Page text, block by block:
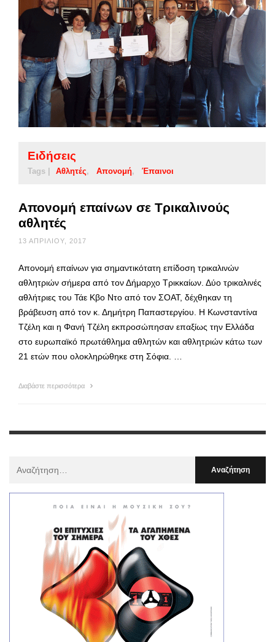
Ειδήσεις
Tags | Αθλητές Απονομή Έπαινοι
Απονομή επαίνων σε Τρικαλινούς
αθλητές
13 ΑΠΡΙΛΊΟΥ, 2017
Απονομή επαίνων για σημαντικότατη επίδοση τρικαλινών
αθλητριών σήμερα από τον Δήμαρχο Τρικκαίων. Δύο τρικαλινές
αθλήτριες του Τάε Κβο Ντο από τον ΣΟΑΤ, δέχθηκαν τη
βράβευση από τον κ. Δημήτρη Παπαστεργίου. Η Κωνσταντίνα
Τζέλη και η Φανή Τζέλη εκπροσώπησαν επαξίως την Ελλάδα
στο ευρωπαϊκό πρωτάθλημα αθλητών και αθλητριών κάτω των
21 ετών που ολοκληρώθηκε στη Σόφια. …
Διαβάστε περισσότερα
: